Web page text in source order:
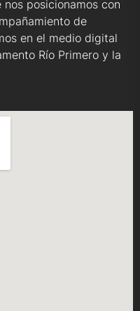
posicionamos con
de
en el medio digital
Río Primero y la